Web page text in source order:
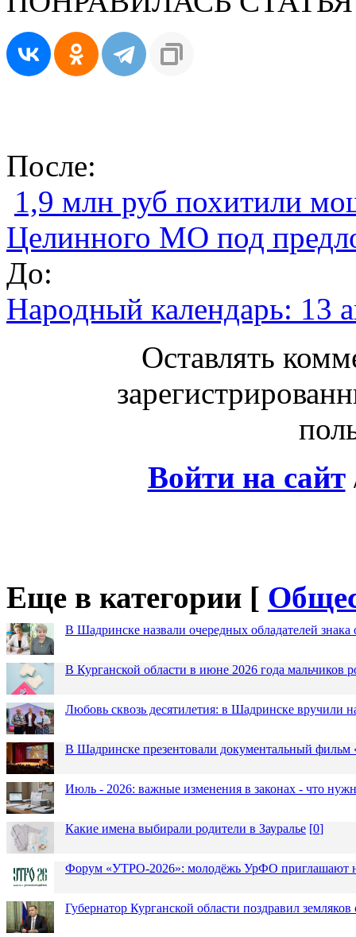
После:
1,9 млн руб похитили
Целинного МО под
До:
Народный календарь: 13
Оставлять
Войти на сайт
Еще в категории [
В Шадринске назвали очередных обладателей знака
В Курганской области в июне 2026 года мальчиков
Любовь сквозь десятилетия: в Шадринске вручили
В Шадринске презентовали документальный
Июль - 2026: важные изменения в законах - что
Какие имена выбирали родители в Зауралье [0]
Форум «УТРО-2026»: молодёжь УрФО приглашают
Губернатор Курганской области поздравил